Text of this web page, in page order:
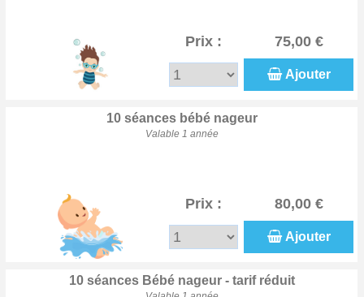
Prix : 75,00 €
Ajouter
10 séances bébé nageur
Valable 1 année
Prix : 80,00 €
Ajouter
10 séances Bébé nageur - tarif réduit